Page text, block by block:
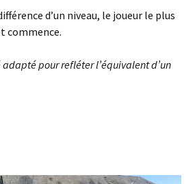
d’un niveau, le joueur le plus
commence.
pour refléter l’équivalent d’un